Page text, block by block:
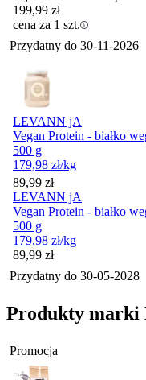
199,99 zł
cena za 1 szt.
Przydatny do 30-11-2026
LEVANN jA
Vegan Protein - białko
500 g
179,98 zł/kg
Cena
89,99 zł
LEVANN jA
Vegan Protein - białko
500 g
179,98 zł/kg
Cena
89,99 zł
Przydatny do 30-05-2028
Produkty marki
Promocja